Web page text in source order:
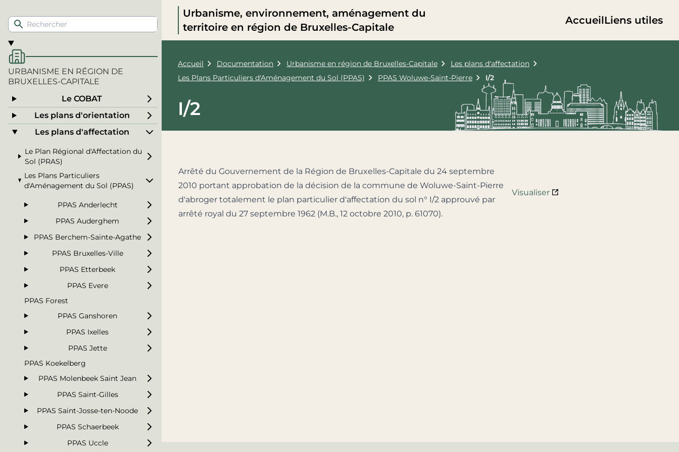
Urbanisme, environnement, aménagement du
territoire en région de Bruxelles-Capitale
AccueilLiens utiles
URBANISME EN RÉGION DE
BRUXELLES-CAPITALE
Le COBAT
Les plans d'orientation
Les plans d'affectation
Le Plan Régional d'Affectation du
Sol (PRAS)
Les Plans Particuliers
d'Aménagement du Sol (PPAS)
PPAS Anderlecht
PPAS Auderghem
PPAS Berchem-Sainte-Agathe
PPAS Bruxelles-Ville
PPAS Etterbeek
PPAS Evere
PPAS Forest
PPAS Ganshoren
PPAS Ixelles
PPAS Jette
PPAS Koekelberg
PPAS Molenbeek Saint Jean
PPAS Saint-Gilles
PPAS Saint-Josse-ten-Noode
PPAS Schaerbeek
PPAS Uccle
Accueil Documentation Urbanisme en région de Bruxelles-Capitale
Les plans d'affectation
Les Plans Particuliers d'Aménagement du Sol (PPAS)
PPAS Woluwe-Saint-Pierre I/2
I/2
Arrêté du Gouvernement de la Région de Bruxelles-Capitale du 24 septembre
2010 portant approbation de la décision de la commune de Woluwe-Saint-Pierre
d'abroger totalement le plan particulier d'affectation du sol n° I/2 approuvé par
arrêté royal du 27 septembre 1962 (M.B., 12 octobre 2010, p. 61070).
Visualiser